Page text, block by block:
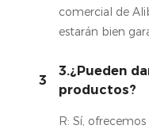
comercial de
estarán bien
3
3.¿Pueden
productos?
R: Sí,